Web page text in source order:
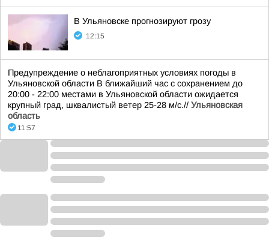
В Ульяновске прогнозируют грозу
12:15
Предупреждение о неблагоприятных условиях погоды в
Ульяновской области В ближайший час с сохранением до
20:00 - 22:00 местами в Ульяновской области ожидается
крупный град, шквалистый ветер 25-28 м/с.// Ульяновская
область
11:57